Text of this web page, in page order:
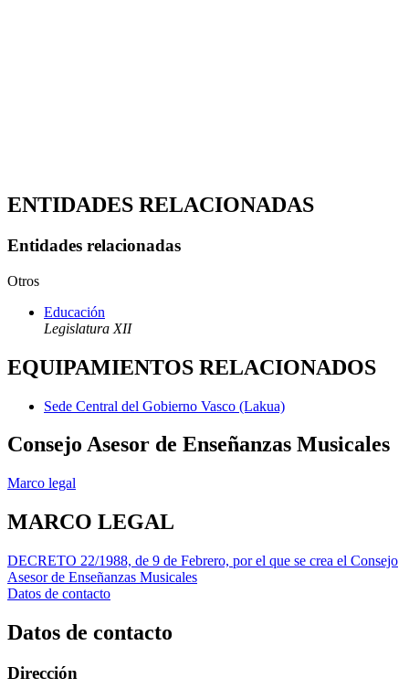
ENTIDADES RELACIONADAS
Entidades relacionadas
Otros
Educación
Legislatura XII
EQUIPAMIENTOS RELACIONADOS
Sede Central del Gobierno Vasco (Lakua)
Consejo Asesor de Enseñanzas Musicales
Marco legal
MARCO LEGAL
DECRETO 22/1988, de 9 de Febrero, por el que se crea el Consejo
Asesor de Enseñanzas Musicales
Datos de contacto
Datos de contacto
Dirección